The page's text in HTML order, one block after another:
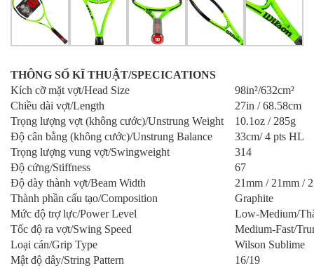
THÔNG SỐ KĨ THUẬT/SPECICATIONS
Kích cỡ mặt vợt/Head Size
98in²/632cm²
Chiều dài vợt/Length
27in / 68.58cm
Trọng lượng vợt (không cước)/Unstrung Weight
10.1oz / 285g
Độ cân bằng (không cước)/Unstrung Balance
33cm/ 4 pts HL
Trọng lượng vung vợt/Swingweight
314
Độ cứng/Stiffness
67
Độ dày thành vợt/Beam Width
21mm / 21mm /
Thành phần cấu tạo/Composition
Graphite
Mức độ trợ lực/Power Level
Low-Medium/
Tốc độ ra vợt/Swing Speed
Medium-Fast/
Loại cán/Grip Type
Wilson Sublime
Mật độ dây/String Pattern
16/19